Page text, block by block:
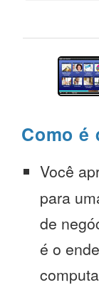
Como é
Você
para
de
é o